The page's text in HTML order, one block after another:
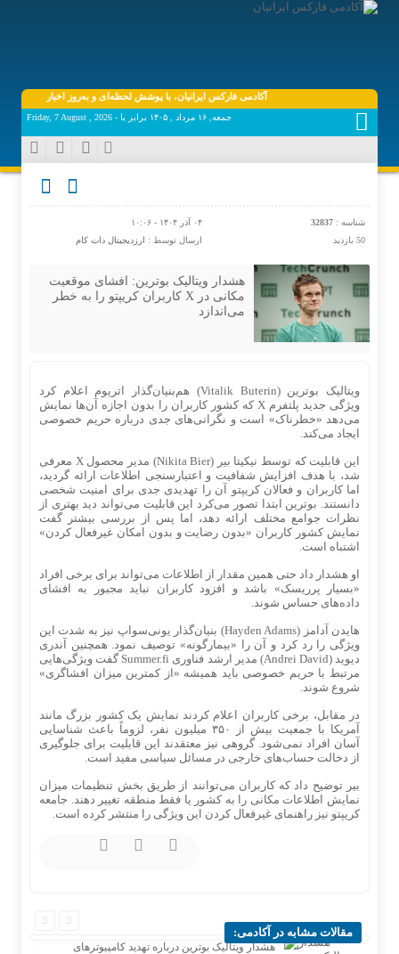
آکادمی فارکس ایرانیان، با پوشش لحظه‌ای و به‌روز اخبار روز اقتصاد
جمعه, ۱۶ مرداد , ۱۴۰۵ برابر با - Friday, 7 August , 2026
شناسه : 32837
۰۴ آذر ۱۴۰۴ - ۱۰:۰۶
50 بازدید
ارسال توسط : ارزدیجیتال دات کام
هشدار ویتالیک بوترین: افشای موقعیت
مکانی در X کاربران کریپتو را به خطر
می‌اندازد
ویتالیک بوترین (Vitalik Buterin) هم‌بنیان‌گذار اتریوم اعلام کرد
ویژگی جدید پلتفرم X که کشور کاربران را بدون اجازه آن‌ها نمایش
می‌دهد «خطرناک» است و نگرانی‌های جدی درباره حریم خصوصی
ایجاد می‌کند.
این قابلیت که توسط نیکیتا بیر (Nikita Bier) مدیر محصول X معرفی
شد، با هدف افزایش شفافیت و اعتبارسنجی اطلاعات ارائه گردید،
اما کاربران و فعالان کریپتو آن را تهدیدی جدی برای امنیت شخصی
دانستند. بوترین ابتدا تصور می‌کرد این قابلیت می‌تواند دید بهتری از
نظرات جوامع مختلف ارائه دهد، اما پس از بررسی بیشتر گفت
نمایش کشور کاربران «بدون رضایت و بدون امکان غیرفعال کردن»
اشتباه است.
او هشدار داد حتی همین مقدار از اطلاعات می‌تواند برای برخی افراد
«بسیار پرریسک» باشد و افزود کاربران نباید مجبور به افشای
داده‌های حساس شوند.
هایدن آدامز (Hayden Adams) بنیان‌گذار یونی‌سواپ نیز به شدت این
ویژگی را رد کرد و آن را «بیمارگونه» توصیف نمود. همچنین آندری
دیوید (Andrei David) مدیر ارشد فناوری Summer.fi گفت ویژگی‌هایی
مرتبط با حریم خصوصی باید همیشه «از کمترین میزان افشاگری»
شروع شوند.
در مقابل، برخی کاربران اعلام کردند نمایش یک کشور بزرگ مانند
آمریکا با جمعیت بیش از ۳۵۰ میلیون نفر، لزوماً باعث شناسایی
آسان افراد نمی‌شود. گروهی نیز معتقدند این قابلیت برای جلوگیری
از دخالت حساب‌های خارجی در مسائل سیاسی مفید است.
بیر توضیح داد که کاربران می‌توانند از طریق بخش تنظیمات میزان
نمایش اطلاعات مکانی را به کشور یا فقط منطقه تغییر دهند. جامعه
کریپتو نیز راهنمای غیرفعال کردن این ویژگی را منتشر کرده است.
مقالات مشابه در آکادمی:
هشدار ویتالیک بوترین درباره تهدید کامپیوترهای